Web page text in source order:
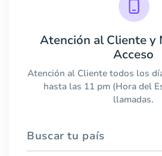
Atención al Cliente y
Acceso
Atención al Cliente todos los
hasta las 11 pm (Hora del
llamadas.
Buscar tu país